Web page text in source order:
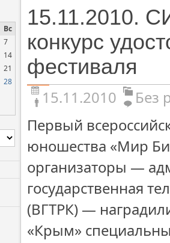
Вс
7
14
21
28
15.11.2010.
конкурс
фестиваля
15.11.2010
Без
Первый
юношества «Мир
организаторы —
государственная
(ВГТРК) —
«Крым»